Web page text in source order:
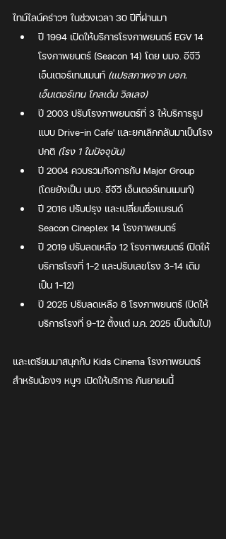
ไทม์ไลน์คร่าวๆ ในช่วงเวลา 30 ปีที่ผ่านมา
ปี 1994 เปิดให้บริการโรงภาพยนตร์ EGV 14
โรงภาพยนตร์ (Seacon 14) โดย บมจ. อีจีวี
เอ็นเตอร์เทนเมนท์ (แปรสภาพจาก บจก.
เอ็นเตอร์เทน โกลเด้น วิลเลจ)
ปี 2003 ปรับโรงภาพยนตร์ที่ 3 ให้บริการรูป
แบบ Drive-in Cafe' และยกเลิกกลับมาเป็นโรง
ปกติ (โรง 1 ในปัจจุบัน)
ปี 2004 ควบรวมกิจการกับ Major Group
(โดยยังเป็น บมจ. อีจีวี เอ็นเตอร์เทนเมนท์)
ปี 2016 ปรับปรุง และเปลี่ยนชื่อแบรนด์
Seacon Cineplex 14 โรงภาพยนตร์
ปี 2019 ปรับลดเหลือ 12 โรงภาพยนตร์ (ปิดให้
บริการโรงที่ 1-2 และปรับเลขโรง 3-14 เดิม
เป็น 1-12)
ปี 2025 ปรับลดเหลือ 8 โรงภาพยนตร์ (ปิดให้
บริการโรงที่ 9-12 ตั้งแต่ ม.ค. 2025 เป็นต้นไป)
และเตรียมมาสนุกกับ Kids Cinema โรงภาพยนตร์
สำหรับน้องๆ หนูๆ เปิดให้บริการ กันยายนนี้